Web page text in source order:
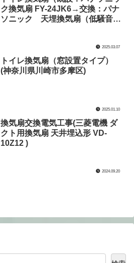
ク換気扇 FY-24JK6→交換：パナ
ソニック 天埋換気扇（低騒音
2025.03.07
トイレ換気扇（窓設置タイプ）
(神奈川県川崎市多摩区)
2025.01.10
換気扇交換電気工事(三菱電機 ダ
クト用換気扇 天井埋込形 VD-
10Z12 )
2024.09.20